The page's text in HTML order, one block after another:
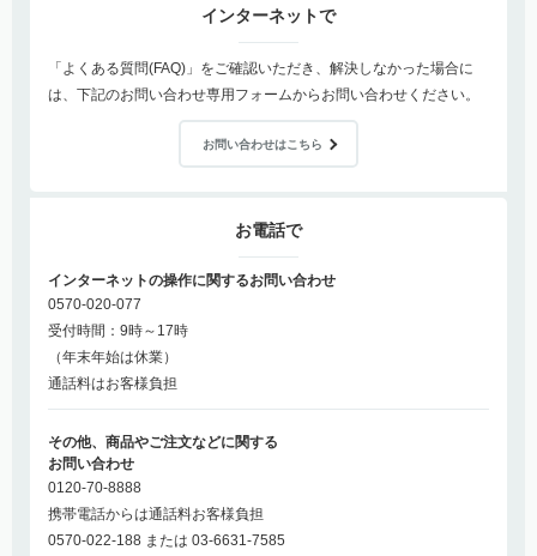
インターネットで
「よくある質問(FAQ)」をご確認いただき、解決しなかった場合に
は、下記のお問い合わせ専用フォームからお問い合わせください。
お問い合わせはこちら
お電話で
インターネットの操作に関するお問い合わせ
0570-020-077
受付時間：9時～17時
（年末年始は休業）
通話料はお客様負担
その他、商品やご注文などに関する
お問い合わせ
0120-70-8888
携帯電話からは通話料お客様負担
0570-022-188 または 03-6631-7585